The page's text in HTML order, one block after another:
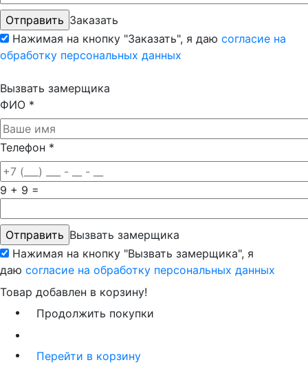
Заказать
Нажимая на кнопку "Заказать", я даю согласие на
обработку персональных данных
Вызвать замерщика
ФИО *
Телефон *
9 + 9 =
Вызвать замерщика
Нажимая на кнопку "Вызвать замерщика", я
даю согласие на обработку персональных данных
Товар добавлен в корзину!
Продолжить покупки
Перейти в корзину